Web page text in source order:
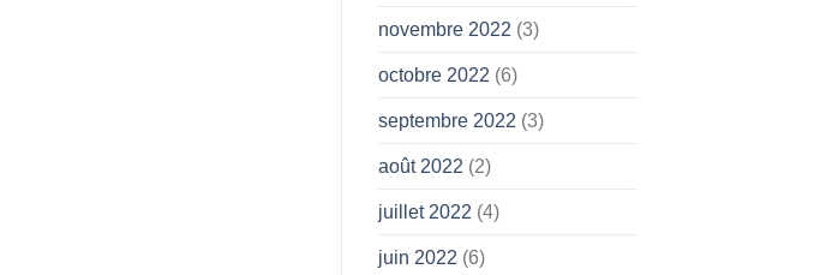
novembre 2022 (3)
octobre 2022 (6)
septembre 2022 (3)
août 2022 (2)
juillet 2022 (4)
juin 2022 (6)